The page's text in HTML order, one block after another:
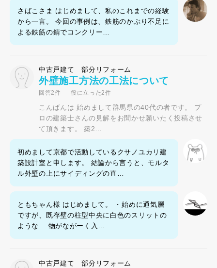
さばこさま はじめまして、私のこれまでの経験
から一言。 今回の事例は、鉄筋のかぶり不足に
よる鉄筋の錆でコンクリー…
中古戸建て 部分リフォーム
外壁施工方法の工法について
回答2件 役に立った2件
こんばんは 始めまして群馬県の40代の者です。 プ
ロの建築士さんの見解をお聞かせ願いたく投稿させ
て頂きます。 築2…
初めまして京都で活動しているクサノユカリ建
築設計室と申します。 結論から言うと、モルタ
ル外壁の上にサイディングの直…
ともちゃん様 はじめまして。 ・始めに通気層
ですが、既存壁の柱型中央に白色のスリットの
ような 物がながーく入…
中古戸建て 部分リフォーム